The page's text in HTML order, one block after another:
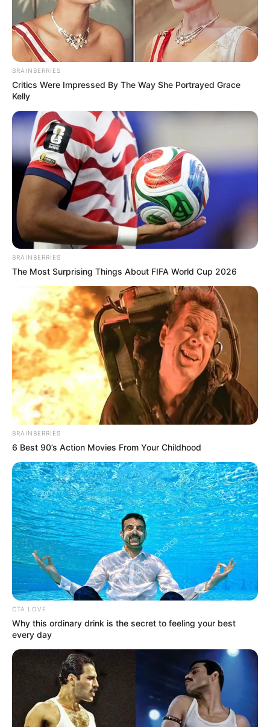
BRAINBERRIES
Critics Were Impressed By The Way She Portrayed Grace
Kelly
BRAINBERRIES
The Most Surprising Things About FIFA World Cup 2026
BRAINBERRIES
6 Best 90’s Action Movies From Your Childhood
CTA LOVE
Why this ordinary drink is the secret to feeling your best
every day